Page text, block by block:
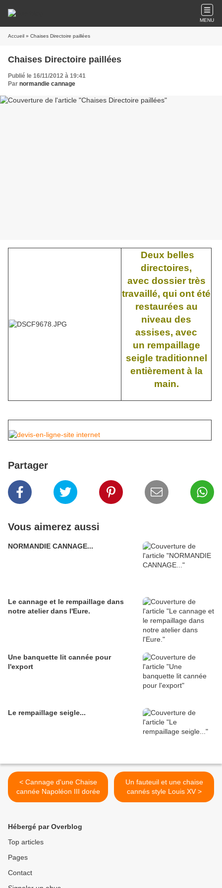
MENU
Accueil » Chaises Directoire paillées
Chaises Directoire paillées
Publié le 16/11/2012 à 19:41
Par normandie cannage
Deux belles
directoires,
avec dossier très
travaillé, qui ont été
restaurées au
niveau des
assises, avec
un rempaillage
seigle traditionnel
entièrement à la
main.
Partager
Vous aimerez aussi
NORMANDIE CANNAGE...
Le cannage et le rempaillage dans
notre atelier dans l'Eure.
Une banquette lit cannée pour
l'export
Le rempaillage seigle...
< Cannage d'une Chaise
cannée Napoléon III dorée
Un fauteuil et une chaise
cannés style Louis XV >
Hébergé par Overblog
Top articles
Pages
Contact